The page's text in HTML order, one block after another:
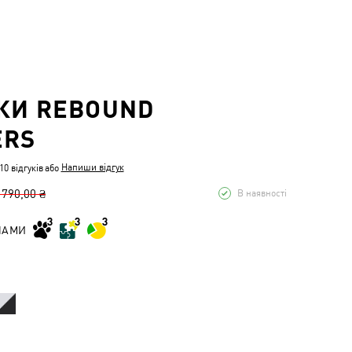
REBOUND
відгуківабо Напиши відгук
₴ В наявності